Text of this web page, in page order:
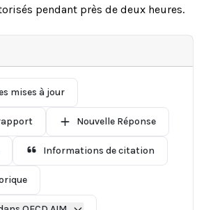
pendant près de deux heures.
mises à jour
Nouvelle Réponse
Informations de citation